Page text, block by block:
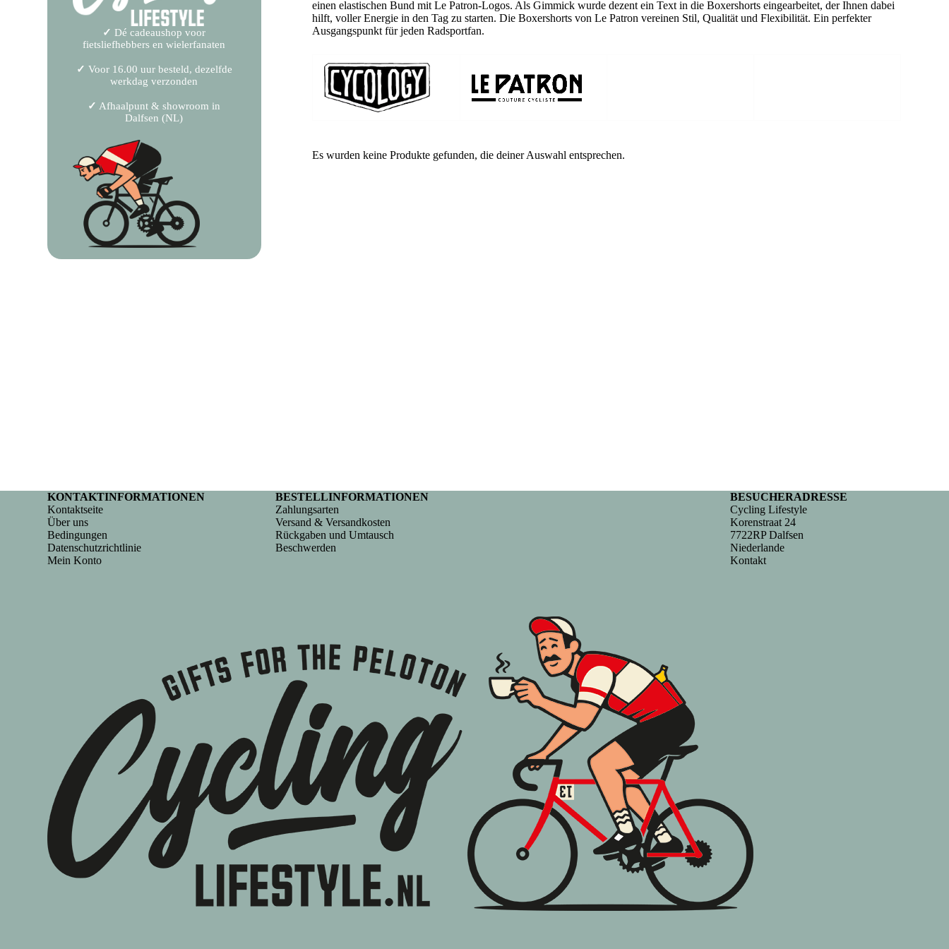
einen elastischen Bund mit Le Patron-Logos. Als Gimmick wurde dezent ein Text in die Boxershorts eingearbeitet, der Ihnen dabei
hilft, voller Energie in den Tag zu starten. Die Boxershorts von Le Patron vereinen Stil, Qualität und Flexibilität. Ein perfekter
Ausgangspunkt für jeden Radsportfan.
Es wurden keine Produkte gefunden, die deiner Auswahl entsprechen.
✓ Dé cadeaushop voor
fietsliefhebbers en wielerfanaten
✓ Voor 16.00 uur besteld, dezelfde
werkdag verzonden
✓ Afhaalpunt & showroom in
Dalfsen (NL)
KONTAKTINFORMATIONEN
Kontaktseite
Über uns
Bedingungen
Datenschutzrichtlinie
Mein Konto
BESTELLINFORMATIONEN
Zahlungsarten
Versand & Versandkosten
Rückgaben und Umtausch
Beschwerden
BESUCHERADRESSE
Cycling Lifestyle
Korenstraat 24
7722RP Dalfsen
Niederlande
Kontakt